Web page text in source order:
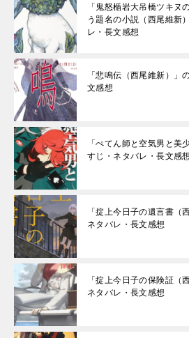
「鬼怒楯岩大吊橋ツキヌ
う題名の小説（西尾維新
レ・長文感想
「悲鳴伝（西尾維新）」
文感想
「ぺてん師と空気男と美
すじ・ネタバレ・長文感想
「掟上今日子の遺言書（
ネタバレ・長文感想
「掟上今日子の保険証（
ネタバレ・長文感想